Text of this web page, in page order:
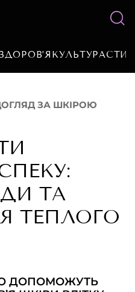
КУЛЬТУРА
ЗА ШКІРОЮ
ТА
ТЕПЛОГО
ДОПОМОЖУТЬ